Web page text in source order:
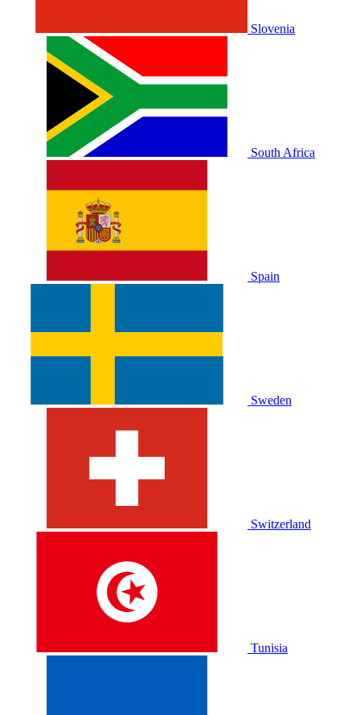
Slovenia
South Africa
Spain
Sweden
Switzerland
Tunisia